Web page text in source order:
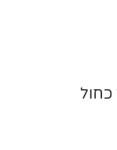
כחול